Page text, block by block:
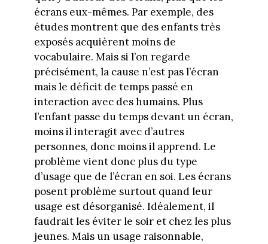
écrans eux-mêmes. Par exemple, des
études montrent que des enfants très
exposés acquièrent moins de
vocabulaire. Mais si l’on regarde
précisément, la cause n’est pas l’écran
mais le déficit de temps passé en
interaction avec des humains. Plus
l’enfant passe du temps devant un écran,
moins il interagit avec d’autres
personnes, donc moins il apprend. Le
problème vient donc plus du type
d’usage que de l’écran en soi. Les écrans
posent problème surtout quand leur
usage est désorganisé. Idéalement, il
faudrait les éviter le soir et chez les plus
jeunes. Mais un usage raisonnable,